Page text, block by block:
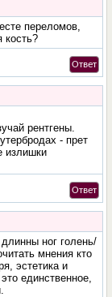
переломов,
кость?
Ответ
рентгены.
- прет
излишки
Ответ
ног голень/
мнения кто
эстетика и
единственное,